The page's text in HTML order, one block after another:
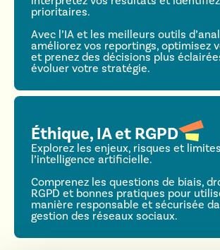
prioritaires.
Avec l’IA et les meilleurs outils
améliorez vos reportings, optimisez
et prenez des décisions plus
évoluer votre stratégie.
Éthique, IA et RGPD
Explorez les enjeux, risques et
l’intelligence artificielle.
Comprenez les questions de biais,
RGPD et bonnes pratiques pour
manière responsable et sécurisée
gestion des réseaux sociaux.